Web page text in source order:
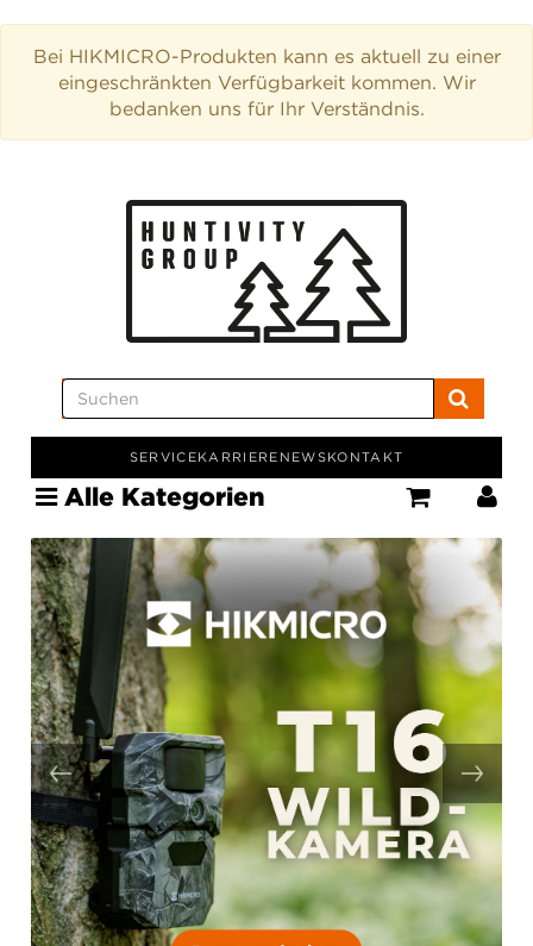
Bei HIKMICRO-Produkten kann es aktuell zu einer
eingeschränkten Verfügbarkeit kommen. Wir
bedanken uns für Ihr Verständnis.
SERVICEKARRIERE NEWSKONTAKT
Alle Kategorien